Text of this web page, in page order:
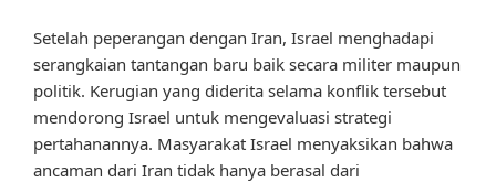
Setelah peperangan dengan Iran, Israel menghadapi
serangkaian tantangan baru baik secara militer maupun
politik. Kerugian yang diderita selama konflik tersebut
mendorong Israel untuk mengevaluasi strategi
pertahanannya. Masyarakat Israel menyaksikan bahwa
ancaman dari Iran tidak hanya berasal dari